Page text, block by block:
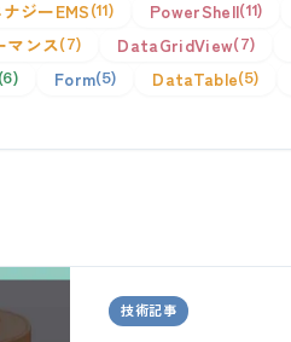
ジーEMS 11 PowerShell 11
マンス 7 DataGridView 7
6 Form 5 DataTable 5
技術記事